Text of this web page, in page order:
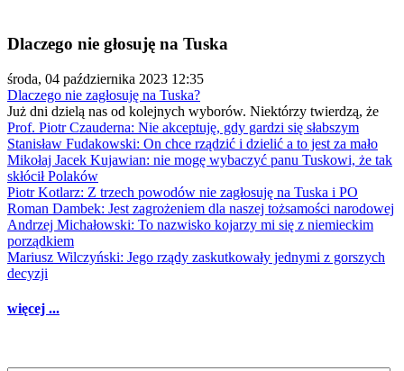
Dlaczego nie głosuję na Tuska
środa, 04 października 2023 12:35
Dlaczego nie zagłosuję na Tuska?
Już dni dzielą nas od kolejnych wyborów. Niektórzy twierdzą, że
Prof. Piotr Czauderna: Nie akceptuję, gdy gardzi się słabszym
Stanisław Fudakowski: On chce rządzić i dzielić a to jest za mało
Mikołaj Jacek Kujawian: nie mogę wybaczyć panu Tuskowi, że tak
skłócił Polaków
Piotr Kotlarz: Z trzech powodów nie zagłosuję na Tuska i PO
Roman Dambek: Jest zagrożeniem dla naszej tożsamości narodowej
Andrzej Michałowski: To nazwisko kojarzy mi się z niemieckim
porządkiem
Mariusz Wilczyński: Jego rządy zaskutkowały jednymi z gorszych
decyzji
więcej ...